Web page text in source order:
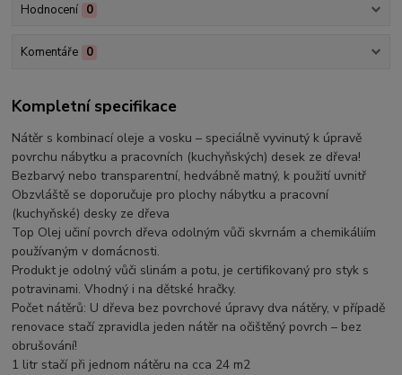
Hodnocení 0
Komentáře 0
Kompletní specifikace
Nátěr s kombinací oleje a vosku – speciálně vyvinutý k úpravě
povrchu nábytku a pracovních (kuchyňských) desek ze dřeva!
Bezbarvý nebo transparentní, hedvábně matný, k použití uvnitř
Obzvláště se doporučuje pro plochy nábytku a pracovní
(kuchyňské) desky ze dřeva
Top Olej učiní povrch dřeva odolným vůči skvrnám a chemikáliím
používaným v domácnosti.
Produkt je odolný vůči slinám a potu, je certifikovaný pro styk s
potravinami. Vhodný i na dětské hračky.
Počet nátěrů: U dřeva bez povrchové úpravy dva nátěry, v případě
renovace stačí zpravidla jeden nátěr na očištěný povrch – bez
obrušování!
1 litr stačí při jednom nátěru na cca 24 m2